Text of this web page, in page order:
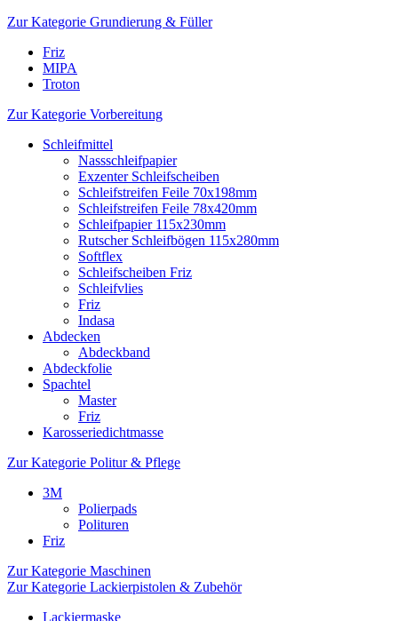
Zur Kategorie Grundierung & Füller
Friz
MIPA
Troton
Zur Kategorie Vorbereitung
Schleifmittel
Nassschleifpapier
Exzenter Schleifscheiben
Schleifstreifen Feile 70x198mm
Schleifstreifen Feile 78x420mm
Schleifpapier 115x230mm
Rutscher Schleifbögen 115x280mm
Softflex
Schleifscheiben Friz
Schleifvlies
Friz
Indasa
Abdecken
Abdeckband
Abdeckfolie
Spachtel
Master
Friz
Karosseriedichtmasse
Zur Kategorie Politur & Pflege
3M
Polierpads
Polituren
Friz
Zur Kategorie Maschinen
Zur Kategorie Lackierpistolen & Zubehör
Lackiermaske